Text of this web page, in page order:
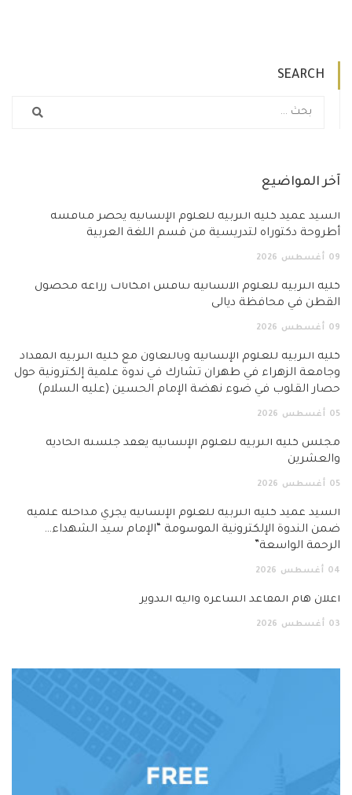
SEARCH
آخر المواضيع
السيد عميد كلية التربية للعلوم الإنسانية يحضر مناقشة
أطروحة دكتوراه لتدريسية من قسم اللغة العربية
09 أغسطس 2026
كلية التربية للعلوم الانسانية تناقش امكانات زراعة محصول
القطن في محافظة ديالى
09 أغسطس 2026
كلية التربية للعلوم الإنسانية وبالتعاون مع كلية التربية المقداد
وجامعة الزهراء في طهران تشارك في ندوة علمية إلكترونية حول
حصار القلوب في ضوء نهضة الإمام الحسين (عليه السلام)
05 أغسطس 2026
مجلس كلية التربية للعلوم الإنسانية يعقد جلسته الحادية
والعشرين
05 أغسطس 2026
السيد عميد كلية التربية للعلوم الإنسانية يجري مداخلة علمية
ضمن الندوة الإلكترونية الموسومة “الإمام سيد الشهداء…
الرحمة الواسعة”
04 أغسطس 2026
اعلان هام المقاعد الشاغرة وآلية التدوير
03 أغسطس 2026